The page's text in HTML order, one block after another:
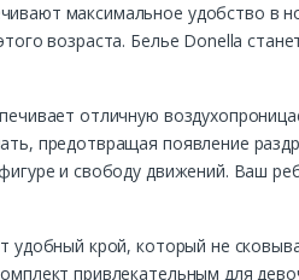
максимальное удобство в
возраста. Белье Donella
отличную
предотвращая появление
и свободу движений. Ваш
крой, который не
привлекательным для